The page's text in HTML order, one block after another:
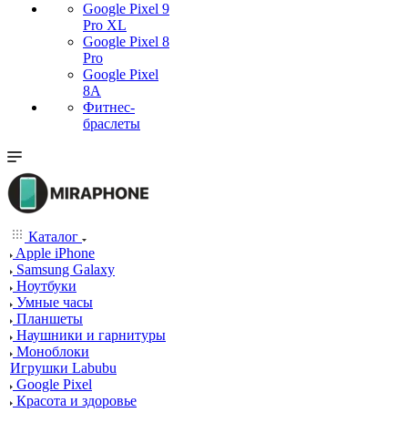
Google Pixel 9
Pro XL
Google Pixel 8
Pro
Google Pixel
8A
Фитнес-
браслеты
Каталог
Apple iPhone
Samsung Galaxy
Ноутбуки
Умные часы
Планшеты
Наушники и гарнитуры
Моноблоки
Игрушки Labubu
Google Pixel
Красота и здоровье